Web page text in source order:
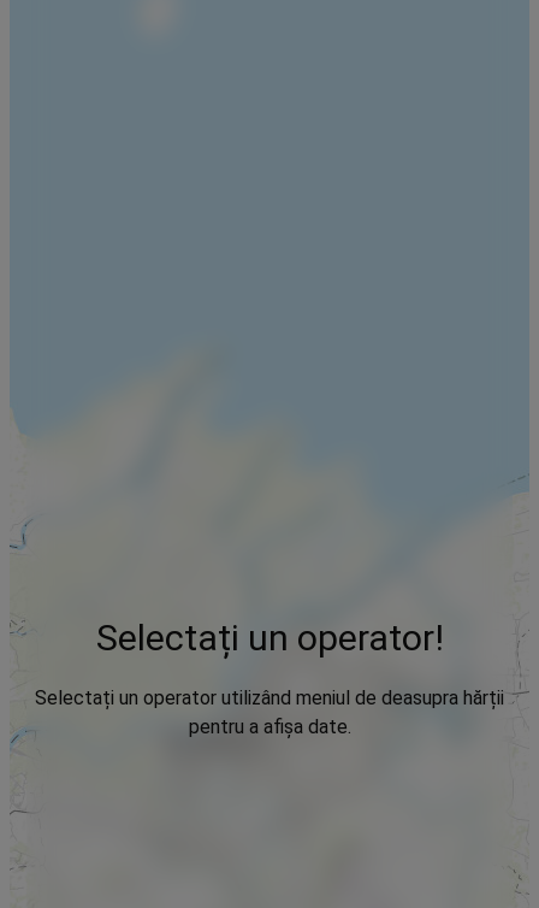
Selectați un operator!
Selectați un operator utilizând meniul de deasupra hărții
pentru a afișa date.